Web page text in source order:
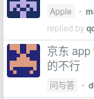
Apple •
replied by
京东
的不行
问与答 •